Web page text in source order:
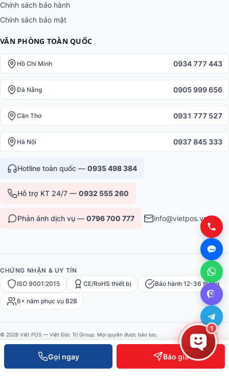
Gọi ngay Báo giá
Chính sách bảo hành
Chính sách bảo mật
VĂN PHÒNG TOÀN QUỐC
Hồ Chí Minh 0934 777 443
Đà Nẵng 0905 999 656
Cần Thơ 0931 777 527
Hà Nội 0937 845 333
Hotline toàn quốc — 0935 498 384
Hỗ trợ KT 24/7 — 0932 555 260
Phản ánh dịch vụ — 0796 700 777 info@vietpos.vn
CHỨNG NHẬN & UY TÍN
ISO 9001:2015
CE/RoHS thiết bị Bảo hành 12-36 tháng
6+ năm phục vụ B2B
© 2026 Việt POS — Việt Đức Trí Group. Mọi quyền được bảo lưu.
1